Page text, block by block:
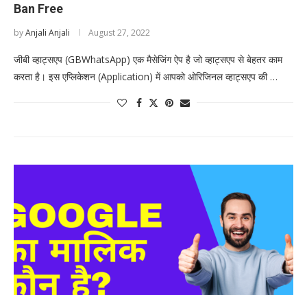
Ban Free
byAnjali Anjali August 27, 2022
जीबी व्हाट्सएप (GBWhatsApp) एक मैसेजिंग ऐप है जो व्हाट्सएप से बेहतर काम
करता है। इस एप्लिकेशन (Application) में आपको ओरिजिनल व्हाट्सएप की …